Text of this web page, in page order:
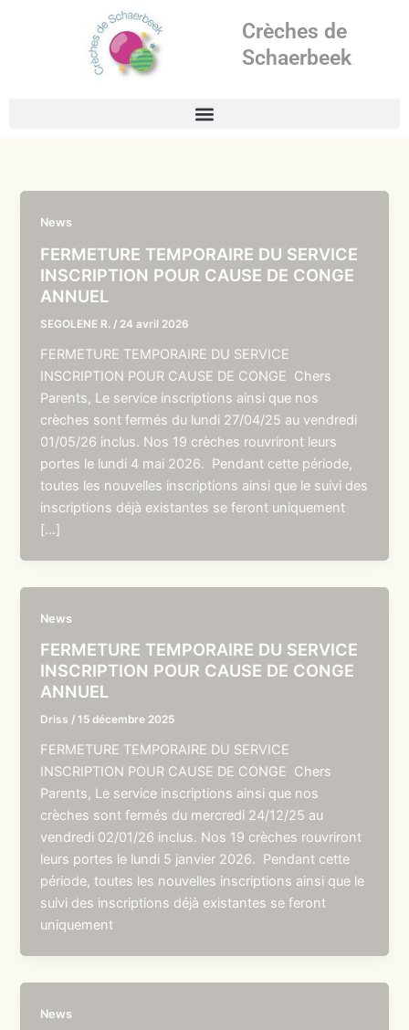
Crèches de
Schaerbeek
News
FERMETURE TEMPORAIRE DU SERVICE
INSCRIPTION POUR CAUSE DE CONGE
ANNUEL
SEGOLENE R. / 24 avril 2026
FERMETURE TEMPORAIRE DU SERVICE
INSCRIPTION POUR CAUSE DE CONGE Chers
Parents, Le service inscriptions ainsi que nos
crèches sont fermés du lundi 27/04/25 au vendredi
01/05/26 inclus. Nos 19 crèches rouvriront leurs
portes le lundi 4 mai 2026. Pendant cette période,
toutes les nouvelles inscriptions ainsi que le suivi des
inscriptions déjà existantes se feront uniquement
[…]
News
FERMETURE TEMPORAIRE DU SERVICE
INSCRIPTION POUR CAUSE DE CONGE
ANNUEL
Driss /15 décembre 2025
FERMETURE TEMPORAIRE DU SERVICE
INSCRIPTION POUR CAUSE DE CONGE Chers
Parents, Le service inscriptions ainsi que nos
crèches sont fermés du mercredi 24/12/25 au
vendredi 02/01/26 inclus. Nos 19 crèches rouvriront
leurs portes le lundi 5 janvier 2026. Pendant cette
période, toutes les nouvelles inscriptions ainsi que le
suivi des inscriptions déjà existantes se feront
uniquement
News